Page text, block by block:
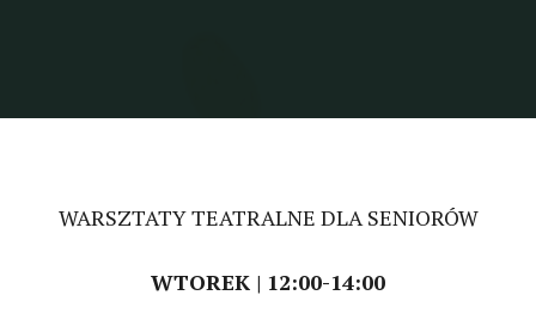
WARSZTATY TEATRALNE DLA SENIORÓW
WTOREK | 12:00-14:00